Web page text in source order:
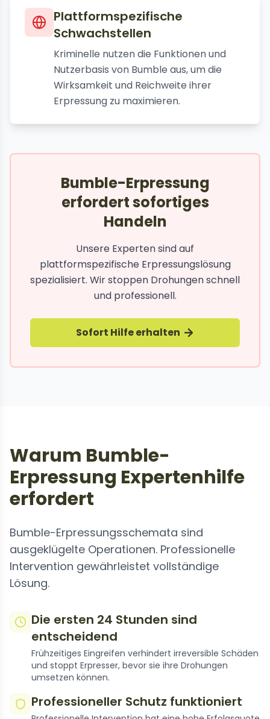
Plattformspezifische
Schwachstellen
Kriminelle nutzen die Funktionen und
Nutzerbasis von Bumble aus, um die
Wirksamkeit und Reichweite ihrer
Erpressung zu maximieren.
Bumble-Erpressung
erfordert sofortiges
Handeln
Unsere Experten sind auf
plattformspezifische Erpressungslösung
spezialisiert. Wir stoppen Drohungen schnell
und professionell.
Sofort Hilfe erhalten
Warum Bumble-
Erpressung Expertenhilfe
erfordert
Bumble-Erpressungsschemata sind
ausgeklügelte Operationen. Professionelle
Intervention gewährleistet vollständige
Lösung.
Die ersten 24 Stunden sind
entscheidend
Frühzeitiges Eingreifen verhindert irreversible Schäden
und stoppt Erpresser, bevor sie ihre Drohungen
umsetzen können.
Professioneller Schutz funktioniert